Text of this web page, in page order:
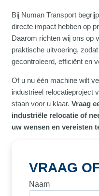
Bij Numan Transport
directe impact hebben op
Daarom richten wij ons op
praktische uitvoering,
gecontroleerd, efficiënt en
Of u nu één machine wilt
industrieel relocatieproject
staan voor u klaar. Vraag
industriële relocatie of
uw wensen en vereisten
VRAAG
Naam